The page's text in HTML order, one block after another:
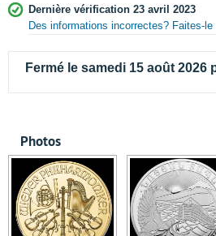
Dernière vérification 23 avril 2023
Des informations incorrectes? Faites-
Fermé le samedi 15 août 2026
Photos